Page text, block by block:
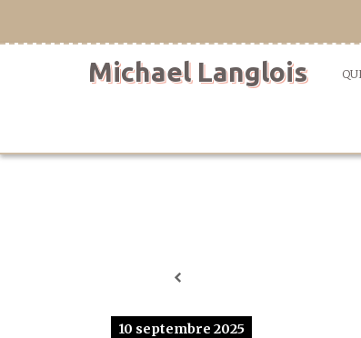
Michael Langlois
10 septembre 2025